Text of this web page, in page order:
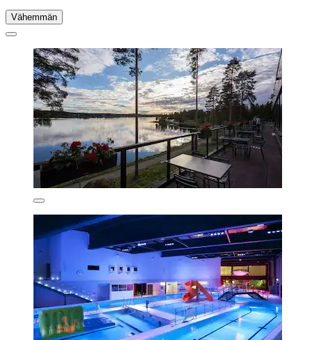
Vähemmän